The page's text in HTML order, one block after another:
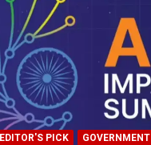
EDITOR'S PICK GOVERNMENT